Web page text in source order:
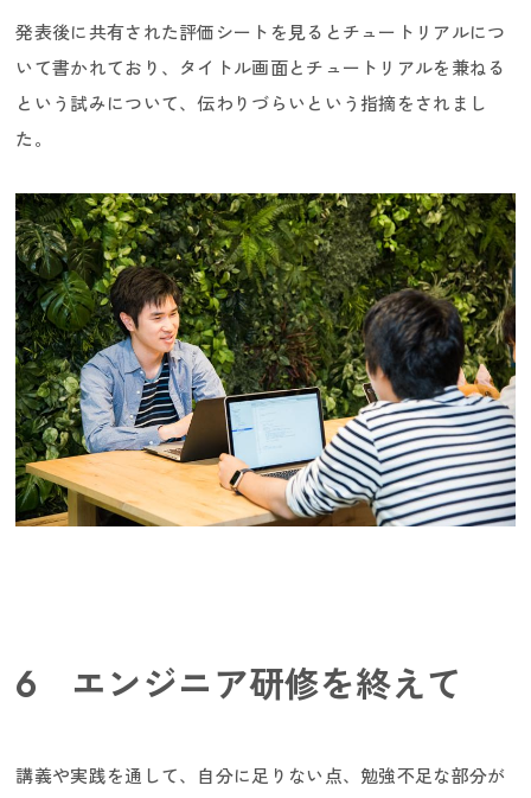
パラアスリート採用
発表後に共有された評価シートを見るとチュートリアルにつ
いて書かれており、タイトル画面とチュートリアルを兼ねる
という試みについて、伝わりづらいという指摘をされまし
た。
6 エンジニア研修を終えて
講義や実践を通して、自分に足りない点、勉強不足な部分が